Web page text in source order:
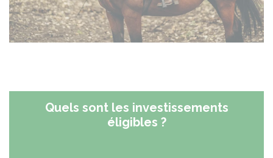
Quels sont les investissements
éligibles ?